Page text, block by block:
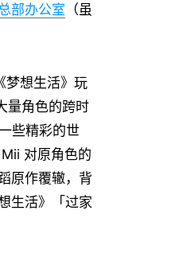
部办公室 （虽
梦想生活》玩
量角色的跨时
些精彩的世
对原角色的
原作覆辙，背
生活》「过家